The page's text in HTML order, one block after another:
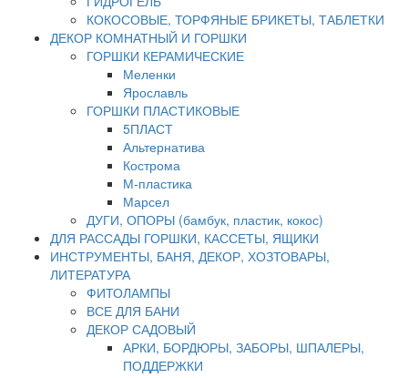
КОКОСОВЫЕ, ТОРФЯНЫЕ БРИКЕТЫ, ТАБЛЕТКИ
ДЕКОР КОМНАТНЫЙ И ГОРШКИ
ГОРШКИ КЕРАМИЧЕСКИЕ
Меленки
Ярославль
ГОРШКИ ПЛАСТИКОВЫЕ
5ПЛАСТ
Альтернатива
Кострома
М-пластика
Марсел
ДУГИ, ОПОРЫ (бамбук, пластик, кокос)
ДЛЯ РАССАДЫ ГОРШКИ, КАССЕТЫ, ЯЩИКИ
ИНСТРУМЕНТЫ, БАНЯ, ДЕКОР, ХОЗТОВАРЫ,
ЛИТЕРАТУРА
ФИТОЛАМПЫ
ВСЕ ДЛЯ БАНИ
ДЕКОР САДОВЫЙ
АРКИ, БОРДЮРЫ, ЗАБОРЫ, ШПАЛЕРЫ,
ПОДДЕРЖКИ